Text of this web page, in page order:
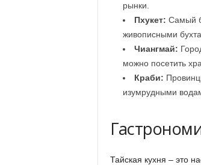
рынки.
Пхукет: Самый
живописными
Чиангмай:
можно посетить
Краби:
изумрудными
Тайская кухня – это